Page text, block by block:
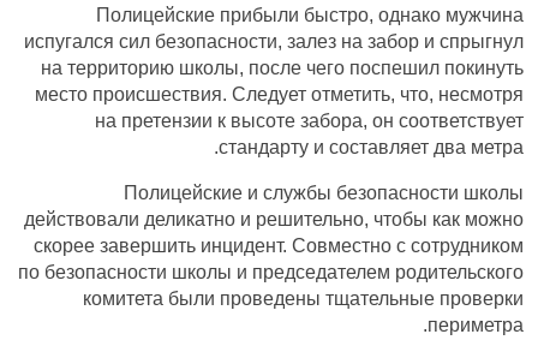
Полицейские прибыли быстро, однако мужчина
испугался сил безопасности, залез на забор и спрыгнул
на территорию школы, после чего поспешил покинуть
место происшествия. Следует отметить, что, несмотря
на претензии к высоте забора, он соответствует
стандарту и составляет два метра.
Полицейские и службы безопасности школы
действовали деликатно и решительно, чтобы как можно
скорее завершить инцидент. Совместно с сотрудником
по безопасности школы и председателем родительского
комитета были проведены тщательные проверки
периметра.